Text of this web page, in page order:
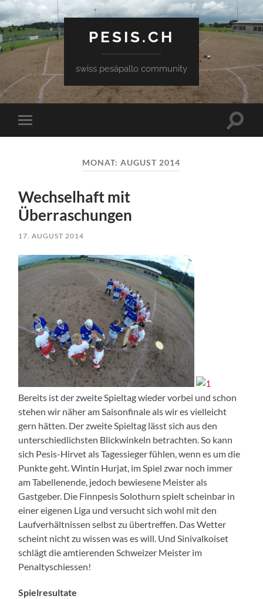
PESIS.CH
swiss pesäpallo community
Toggle
mobile
Toggle
MONAT:AUGUST 2014
Wechselhaft mit
Überraschungen
17. AUGUST 2014
Bereits ist der zweite Spieltag wieder vorbei und schon
stehen wir näher am Saisonfinale als wir es vielleicht
gern hätten. Der zweite Spieltag lässt sich aus den
unterschiedlichsten Blickwinkeln betrachten. So kann
sich Pesis-Hirvet als Tagessieger fühlen, wenn es um die
Punkte geht. Wintin Hurjat, im Spiel zwar noch immer
am Tabellenende, jedoch bewiesene Meister als
Gastgeber. Die Finnpesis Solothurn spielt scheinbar in
einer eigenen Liga und versucht sich wohl mit den
Laufverhältnissen selbst zu übertreffen. Das Wetter
scheint nicht zu wissen was es will. Und Sinivalkoiset
schlägt die amtierenden Schweizer Meister im
Penaltyschiessen!
Spielresultate